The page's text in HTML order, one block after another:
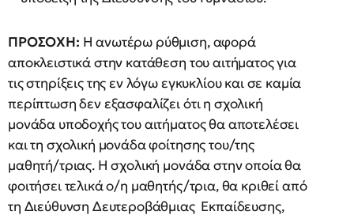
ΠΡΟΣΟΧΗ: Η ανωτέρω ρύθμιση, αφορά
αποκλειστικά στην κατάθεση του αιτήματος για
τις στηρίξεις της εν λόγω εγκυκλίου και σε καμία
περίπτωση δεν εξασφαλίζει ότι η σχολική
μονάδα υποδοχής του αιτήματος θα αποτελέσει
και τη σχολική μονάδα φοίτησης του/της
μαθητή/τριας. Η σχολική μονάδα στην οποία θα
φοιτήσει τελικά ο/η μαθητής/τρια, θα κριθεί από
τη Διεύθυνση Δευτεροβάθμιας Εκπαίδευσης,